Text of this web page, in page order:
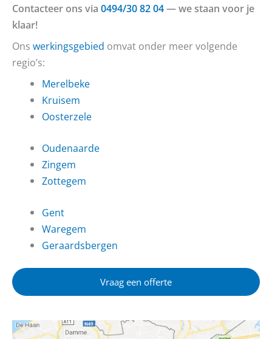
Contacteer ons via 0494/30 82 04— we staan voor je
klaar!
Ons werkingsgebied omvat onder meer volgende
regio’s:
Merelbeke
Kruisem
Oosterzele
Oudenaarde
Zingem
Zottegem
Gent
Waregem
Geraardsbergen
Vraag een offerte